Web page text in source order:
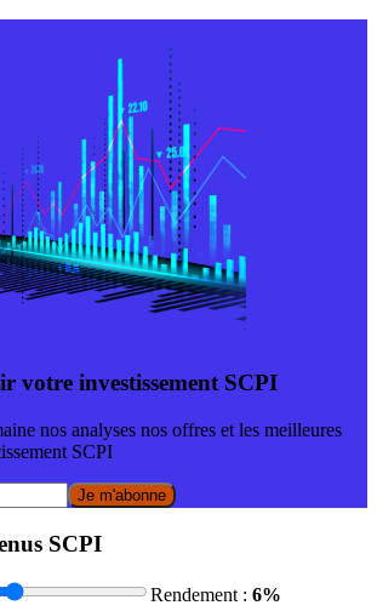
votre investissement SCPI
nos analyses nos offres et les meilleures
SCPI
Je m'abonne
SCPI
Rendement : 6%